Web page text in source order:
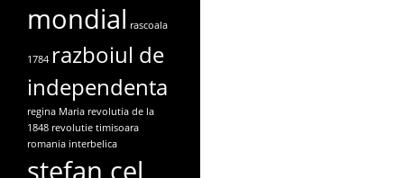
mondial rascoala
1784 razboiul de
independenta
regina Maria revolutia de la
1848 revolutie timisoara
romania interbelica
stefan cel